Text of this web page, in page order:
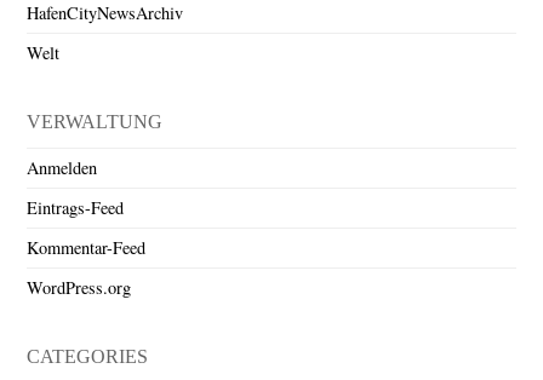
HafenCityNewsArchiv
Welt
VERWALTUNG
Anmelden
Eintrags-Feed
Kommentar-Feed
WordPress.org
CATEGORIES